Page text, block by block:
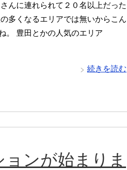
んに連れられて２０名以上だった
多くなるエリアでは無いからこん
。 豊田とかの人気のエリア
続きを読む
ンが始まりま